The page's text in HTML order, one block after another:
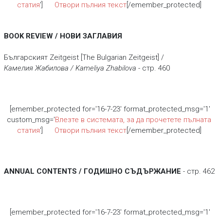
статия'] Отвори пълния текст[/emember_protected]
BOOK REVIEW / НОВИ ЗАГЛАВИЯ
Българският Zeitgeist [The Bulgarian Zeitgeist] /
Камелия Жабилова / Kameliya Zhabilova - стр. 460
[emember_protected for='16-7-23' format_protected_msg='1'
custom_msg='Влезте в системата, за да прочетете пълната
статия'] Отвори пълния текст[/emember_protected]
ANNUAL CONTENTS / ГОДИШНО СЪДЪРЖАНИЕ - стр. 462
[emember_protected for='16-7-23' format_protected_msg='1'